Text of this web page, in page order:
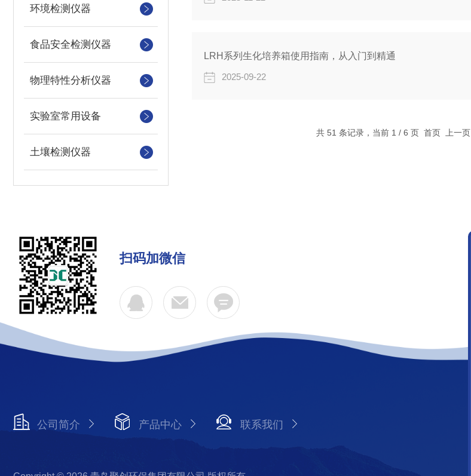
环境检测仪器
食品安全检测仪器
物理特性分析仪器
实验室常用设备
土壤检测仪器
LRH系列生化培养箱使用指南，从入门到精通
2025-09-22
共 51 条记录，当前 1 / 6 页 首页 上一页
扫码加微信
公司简介 产品中心 联系我们